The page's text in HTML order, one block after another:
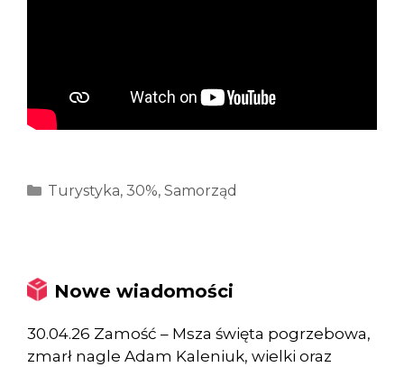
Kategorie
Turystyka, 30%, Samorząd
Nowe wiadomości
30.04.26 Zamość – Msza święta pogrzebowa,
zmarł nagle Adam Kaleniuk, wielki oraz